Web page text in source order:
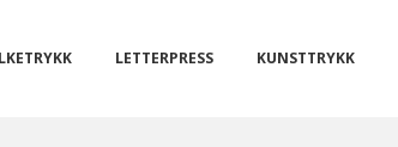
LETTERPRESS KUNSTTRYKK